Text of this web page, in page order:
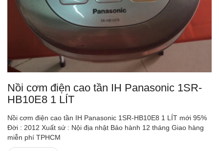
Nồi cơm điện cao tần IH Panasonic 1SR-
HB10E8 1 LÍT
Nồi cơm điện cao tần IH Panasonic 1SR-HB10E8 1 LÍT mới 95%
Đời : 2012 Xuất sứ : Nội địa nhật Bảo hành 12 tháng Giao hàng
miễn phí TPHCM